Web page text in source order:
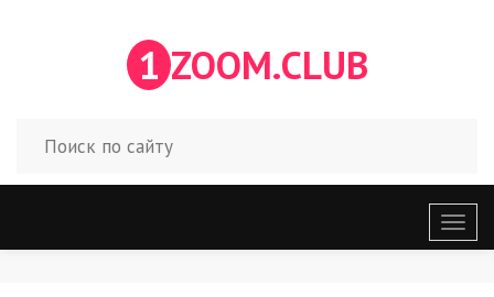
1 ZOOM.CLUB
меню